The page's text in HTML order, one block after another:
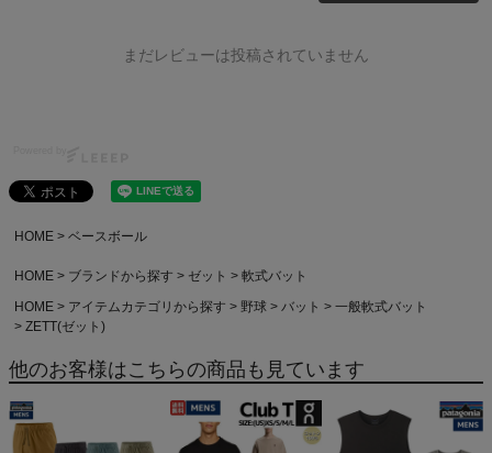
まだレビューは投稿されていません
HOME ベースボール
HOME ブランドから探す ゼット
軟式バット
HOME
アイテムカテゴリから探す 野球 バット
一般軟式バット
ZETT(ゼット)
他のお客様はこちらの商品も見ています